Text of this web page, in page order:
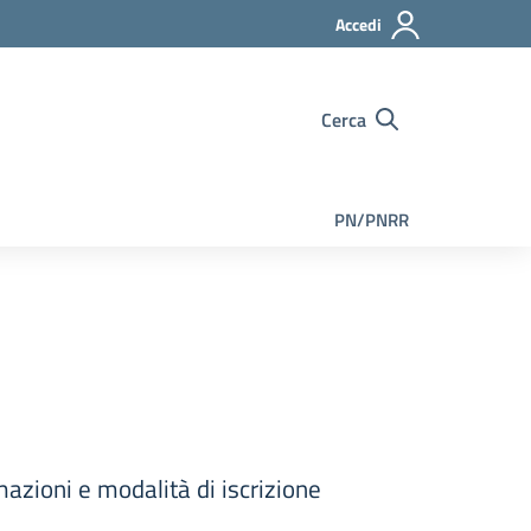
Accedi
Cerca
PN/PNRR
e modalità di iscrizione